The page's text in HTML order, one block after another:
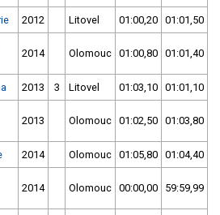
2012 Litovel 01:00,20 01:01,50
2014 Olomouc 01:00,80 01:01,40
2013 3 Litovel 01:03,10 01:01,10
2013 Olomouc 01:02,50 01:03,80
2014 Olomouc 01:05,80 01:04,40
2014 Olomouc 00:00,00 59:59,99